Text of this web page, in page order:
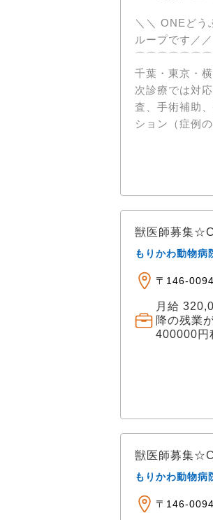
獣医師・看護師は本業
援 「症例を極
い」…。 働く
す。 研究発表や開業支
用形態は正社
談です。 自己研修費補助制度もあり、学会参加や勉強会など自主的なスキルアップも
バックアップ
＼＼ ONEどう
ループです／／ ​
千葉・東京・
次診療では対応が難
査、手術補助
ション（症例
ルタイムであ
手術を可能に
を集中的に高められます。 ✅豊富な手術件数
以上、グルー
2500件） ・
脱臼（約1500件
長を支える「
アップできる
導。 STEP
立てた「模擬
督下で当該疾患のメイン執刀
に、バックオ
リア支援 「症
したい」…。
ます。 研究発表や開
雇用形態は正
獣医師募集
もりかわ動物病
〒146-
月給
降の残業
400000円
獣医師募集
もりかわ動物病
〒146-